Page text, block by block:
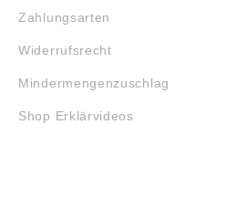
Zahlungsarten
Widerrufsrecht
Mindermengenzuschlag
Shop Erklärvideos